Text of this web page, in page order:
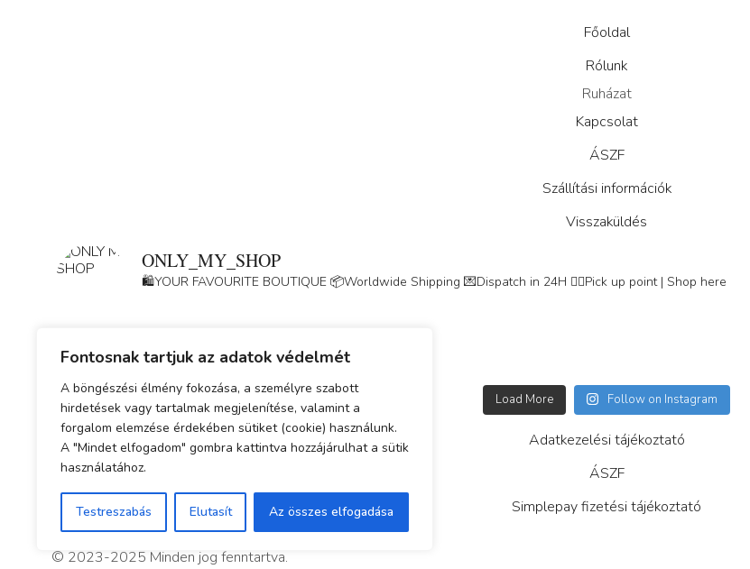
Fontosnak tartjuk az adatok védelmét
A böngészési élmény fokozása, a személyre szabott
hirdetések vagy tartalmak megjelenítése, valamint a
forgalom elemzése érdekében sütiket (cookie) használunk.
A "Mindet elfogadom" gombra kattintva hozzájárulhat a sütik
használatához.
Testreszabás Elutasít Az összes elfogadása
Főoldal
Rólunk
Ruházat
Kapcsolat
ÁSZF
Szállítási információk
Visszaküldés
ONLY_MY_SHOP
🛍️YOUR FAVOURITE BOUTIQUE 📦Worldwide Shipping 💌Dispatch in 24H 👇🏽Pick up point | Shop here
Load More Follow on Instagram
Adatkezelési tájékoztató
ÁSZF
Simplepay fizetési tájékoztató
© 2023-2025 Minden jog fenntartva.